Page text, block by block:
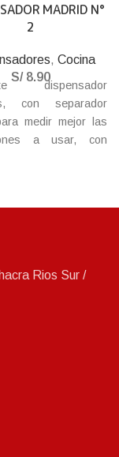
MADRID N°
2
, Cocina
S/8.90
dispensador
con separador
medir mejor las
a usar, con
Rios Sur /